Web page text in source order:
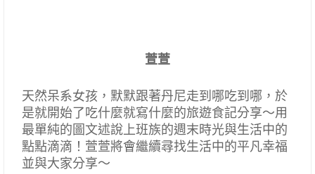
萱萱
天然呆系女孩，默默跟著丹尼走到哪吃到哪，於
是就開始了吃什麼就寫什麼的旅遊食記分享～用
最單純的圖文述說上班族的週末時光與生活中的
點點滴滴！萱萱將會繼續尋找生活中的平凡幸福
並與大家分享～